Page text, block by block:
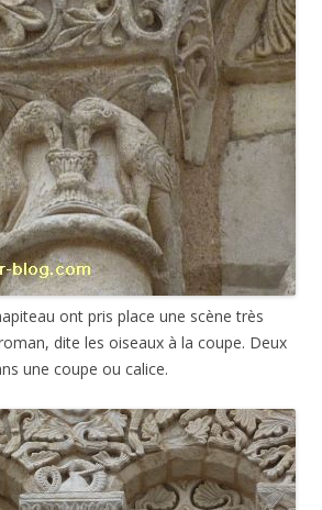
ont pris place une scène très
dite les oiseaux à la coupe. Deux
une coupe ou calice.